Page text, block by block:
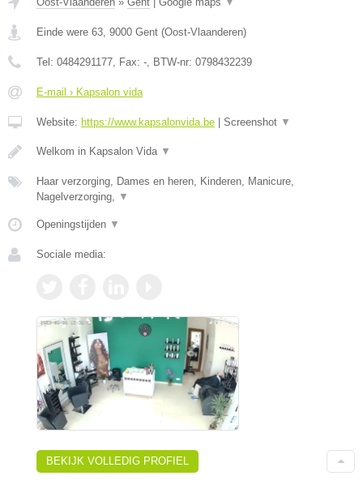
Einde were 63, 9000 Gent (Oost-Vlaanderen)
Tel: 0484291177, Fax: -, BTW-nr: 0798432239
E-mail › Kapsalon vida
Website: https://www.kapsalonvida.be Screenshot ▼
Welkom in Kapsalon Vida ▼
Haar verzorging, Dames en heren, Kinderen, Manicure,
Nagelverzorging, ▼
Openingstijden ▼
Sociale media:
BEKIJK VOLLEDIG PROFIEL